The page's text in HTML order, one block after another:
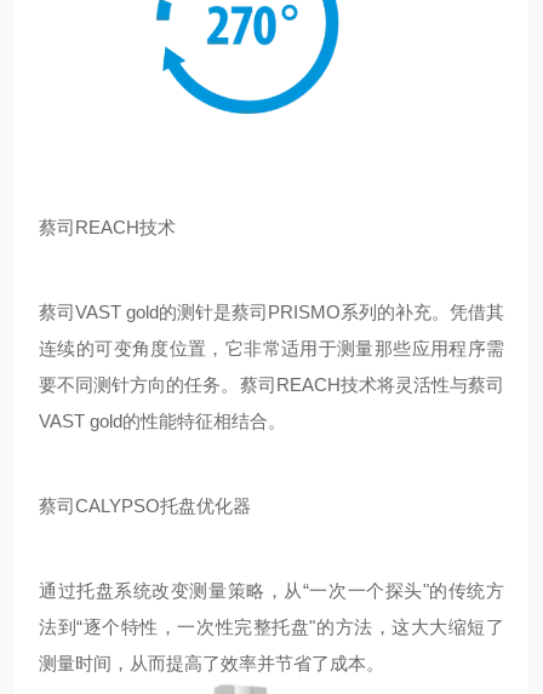
蔡司REACH技术
蔡司VAST gold的测针是蔡司PRISMO系列的补充。凭借其
连续的可变角度位置，它非常适用于测量那些应用程序需
要不同测针方向的任务。蔡司REACH技术将灵活性与蔡司
VAST gold的性能特征相结合。
蔡司CALYPSO托盘优化器
通过托盘系统改变测量策略，从“一次一个探头"的传统方
法到“逐个特性，一次性完整托盘"的方法，这大大缩短了
测量时间，从而提高了效率并节省了成本。